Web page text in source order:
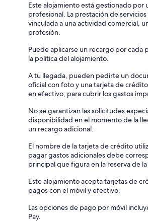
Este alojamiento está gestionado por
profesional. La prestación de
vinculada a una actividad comercial,
profesión.
Puede aplicarse un recargo por cada
la política del alojamiento.
A tu llegada, pueden pedirte un
oficial con foto y una tarjeta de
en efectivo, para cubrir los gastos
No se garantizan las solicitudes
disponibilidad en el momento de la
un recargo adicional.
El nombre de la tarjeta de crédito
pagar gastos adicionales debe
principal que figura en la reserva de
Este alojamiento acepta tarjetas de
pagos con el móvil y efectivo.
Las opciones de pago por móvil
Pay.